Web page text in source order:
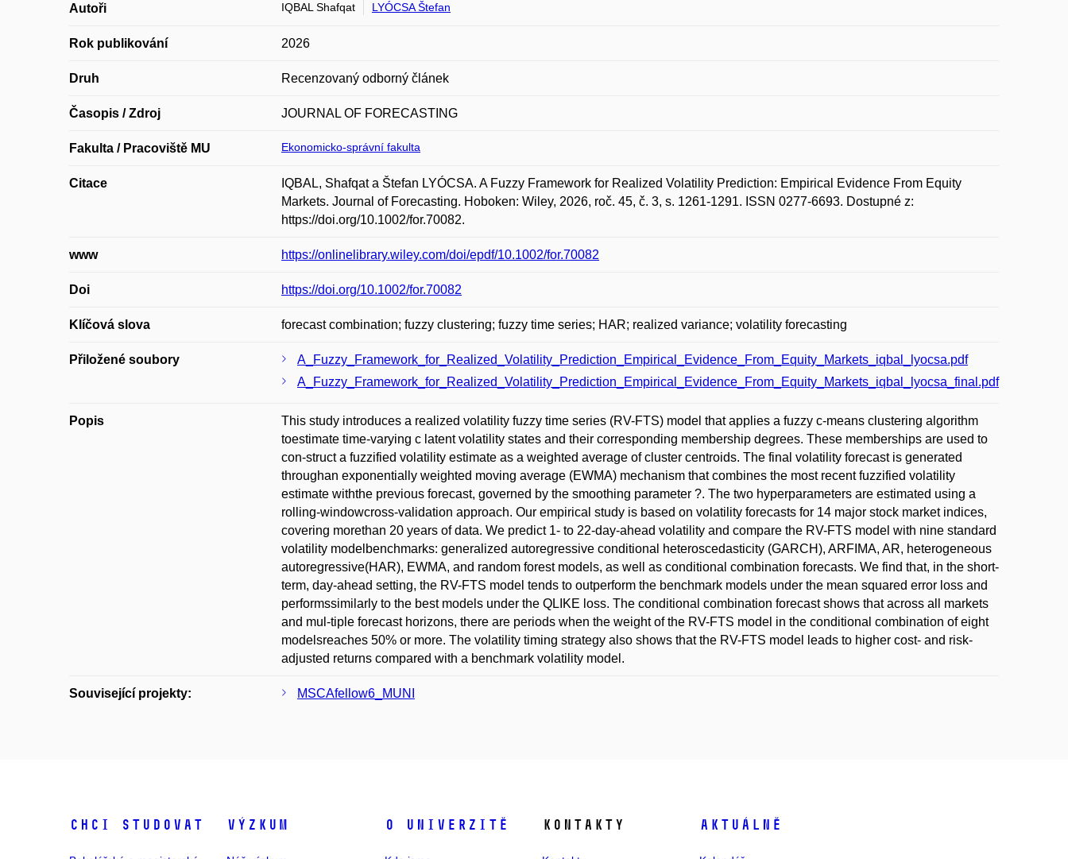
Autoři IQBAL Shafqat LYÓCSA Štefan
Rok publikování 2026
Druh Recenzovaný odborný článek
Časopis / Zdroj JOURNAL OF FORECASTING
Fakulta / Pracoviště MU Ekonomicko-správní fakulta
Citace
IQBAL, Shafqat a Štefan LYÓCSA. A Fuzzy Framework for Realized Volatility Prediction: Empirical Evidence From Equity
Markets. Journal of Forecasting. Hoboken: Wiley, 2026, roč. 45, č. 3, s. 1261-1291. ISSN 0277-6693. Dostupné z:
https://doi.org/10.1002/for.70082.
www https://onlinelibrary.wiley.com/doi/epdf/10.1002/for.70082
Doi https://doi.org/10.1002/for.70082
Klíčová slova forecast combination; fuzzy clustering; fuzzy time series; HAR; realized variance; volatility forecasting
Přiložené soubory
A_Fuzzy_Framework_for_Realized_Volatility_Prediction_Empirical_Evidence_From_Equity_Markets_iqbal_lyocsa.pdf
A_Fuzzy_Framework_for_Realized_Volatility_Prediction_Empirical_Evidence_From_Equity_Markets_iqbal_lyocsa_final.pdf
Popis
This study introduces a realized volatility fuzzy time series (RV-FTS) model that applies a fuzzy c-means clustering algorithm
toestimate time-varying c latent volatility states and their corresponding membership degrees. These memberships are used to
con-struct a fuzzified volatility estimate as a weighted average of cluster centroids. The final volatility forecast is generated
throughan exponentially weighted moving average (EWMA) mechanism that combines the most recent fuzzified volatility
estimate withthe previous forecast, governed by the smoothing parameter ?. The two hyperparameters are estimated using a
rolling-windowcross-validation approach. Our empirical study is based on volatility forecasts for 14 major stock market indices,
covering morethan 20 years of data. We predict 1- to 22-day-ahead volatility and compare the RV-FTS model with nine standard
volatility modelbenchmarks: generalized autoregressive conditional heteroscedasticity (GARCH), ARFIMA, AR, heterogeneous
autoregressive(HAR), EWMA, and random forest models, as well as conditional combination forecasts. We find that, in the short-
term, day-ahead setting, the RV-FTS model tends to outperform the benchmark models under the mean squared error loss and
performssimilarly to the best models under the QLIKE loss. The conditional combination forecast shows that across all markets
and mul-tiple forecast horizons, there are periods when the weight of the RV-FTS model in the conditional combination of eight
modelsreaches 50% or more. The volatility timing strategy also shows that the RV-FTS model leads to higher cost- and risk-
adjusted returns compared with a benchmark volatility model.
Související projekty: MSCAfellow6_MUNI
Chci studovat Výzkum O univerzitě Kontakty Aktuálně